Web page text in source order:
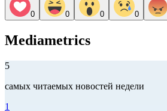
0 0 0 0
Mediametrics
5
самых читаемых новостей недели
1